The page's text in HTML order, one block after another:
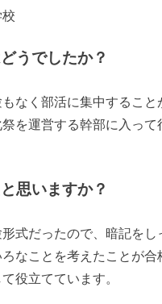
うでしたか？
なく部活に集中するこ
を運営する幹部に入っ
思いますか？
式だったので、暗記を
なことを考えたことが
役立てています。